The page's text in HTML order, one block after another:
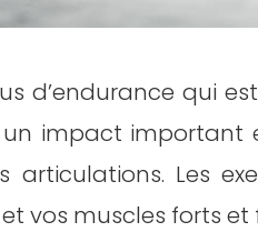
d’endurance qui
impact important
articulations. Les
vos muscles forts et